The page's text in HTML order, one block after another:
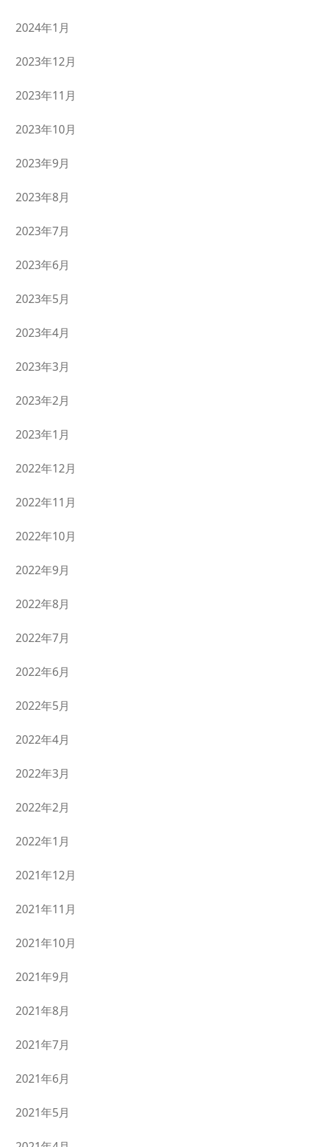
2024年1月
2023年12月
2023年11月
2023年10月
2023年9月
2023年8月
2023年7月
2023年6月
2023年5月
2023年4月
2023年3月
2023年2月
2023年1月
2022年12月
2022年11月
2022年10月
2022年9月
2022年8月
2022年7月
2022年6月
2022年5月
2022年4月
2022年3月
2022年2月
2022年1月
2021年12月
2021年11月
2021年10月
2021年9月
2021年8月
2021年7月
2021年6月
2021年5月